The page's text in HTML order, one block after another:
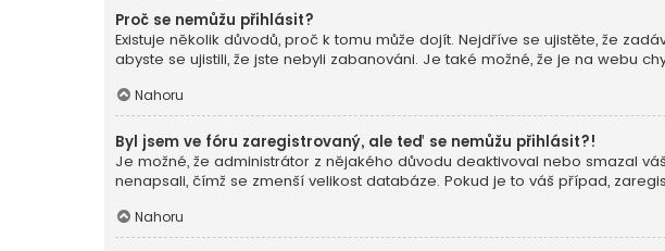
Proč se nemůžu přihlásit?
Existuje několik důvodů, proč k tomu může dojít. Nejdříve se ujistěte, že
abyste se ujistili, že jste nebyli zabanováni. Je také možné, že je na webu
Nahoru
Byl jsem ve fóru zaregistrovaný, ale teď se nemůžu přihlásit?!
Je možné, že administrátor z nějakého důvodu deaktivoval nebo smazal
nenapsali, čímž se zmenší velikost databáze. Pokud je to váš případ,
Nahoru